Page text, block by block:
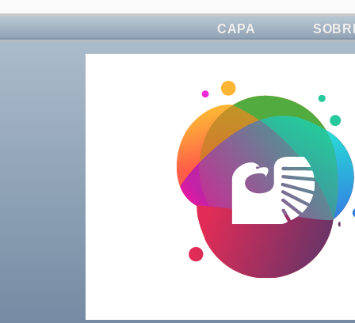
CAPA